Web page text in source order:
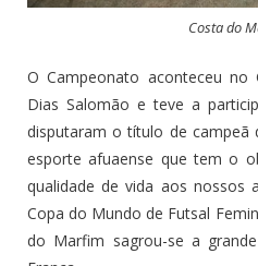
Costa do
O Campeonato aconteceu no
Dias Salomão e teve a
disputaram o título de campeã
esporte afuaense que tem o
qualidade de vida aos nossos
Copa do Mundo de Futsal
do Marfim sagrou-se a